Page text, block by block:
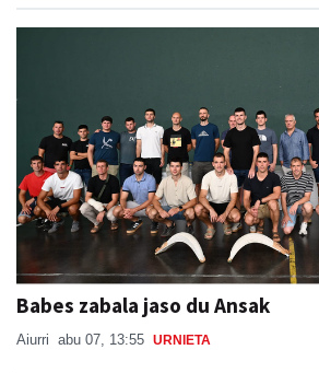
Babes zabala jaso du Ansak
Aiurri abu 07, 13:55 URNIETA